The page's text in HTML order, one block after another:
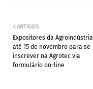
ANTIGOS
Expositores da
até 15 de novembro para se
inscrever na Agrotec via
formulário on-line